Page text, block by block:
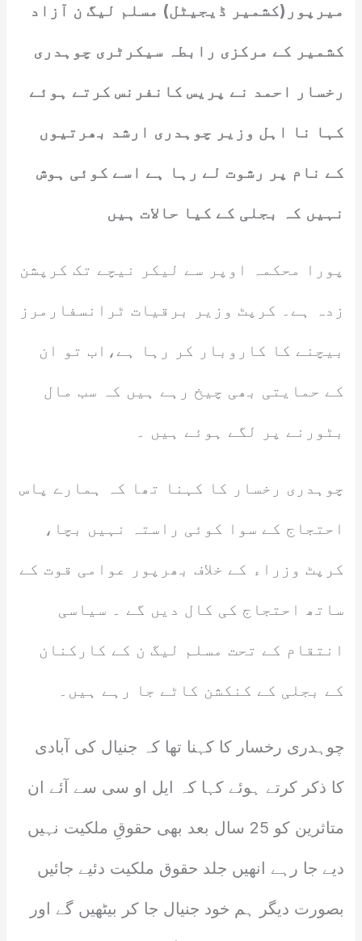
میرپور(کشمیر ڈیجیٹل) مسلم لیگ ن آزاد
کشمیر کے مرکزی رابطہ سیکرٹری چوہدری
رخسار احمد نے پریس کانفرنس کرتے ہوئے
کہا نا اہل وزیر چوہدری ارشد بھرتیوں
کے نام پر رشوت لے رہا ہے اسے کوئی ہوش
نہیں کہ بجلی کے کیا حالات ہیں
پورا محکمہ اوپر سے لیکر نیچے تک کرپشن
زدہ ہے۔ کرپٹ وزیر برقیات ٹرانسفارمرز
بیچنے کا کاروبار کر رہا ہے،اب تو ان
کے حمایتی بھی چیخ رہے ہیں کہ سب مال
بٹورنے پر لگے ہوئے ہیں ۔
چوہدری رخسار کا کہنا تھا کہ ہمارے پاس
احتجاج کے سوا کوئی راستہ نہیں بچا،
کرپٹ وزراء کے خلاف بھرپور عوامی قوت کے
ساتھ احتجاج کی کال دیں گے ۔ سیاسی
انتقام کے تحت مسلم لیگ ن کے کارکنان
کے بجلی کے کنکشن کاٹے جا رہے ہیں۔
چوہدری رخسار کا کہنا تھا کہ جنیال کی آبادی
کا ذکر کرتے ہوئے کہا کہ ایل او سی سے آئے ان
متاثرین کو 25 سال بعد بھی حقوقِ ملکیت نہیں
دیے جا رہے انھیں جلد حقوق ملکیت دئیے جائیں
بصورت دیگر ہم خود جنیال جا کر بیٹھیں گے اور